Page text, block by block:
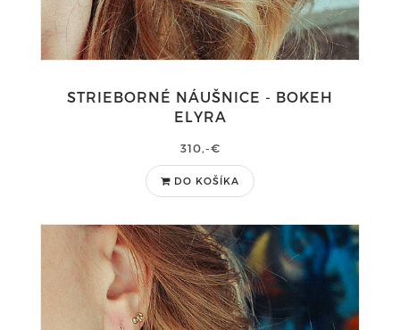
STRIEBORNÉ NÁUŠNICE - BOKEH
ELYRA
310,-€
DO KOŠÍKA